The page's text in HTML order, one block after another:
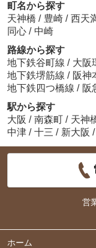
町名から探す
天神橋 / 豊崎 / 西天
同心 / 中崎
路線から探す
地下鉄谷町線 / 大阪
地下鉄堺筋線 / 阪神
地下鉄四つ橋線 / 阪
駅から探す
大阪 / 南森町 / 天神
中津 / 十三 / 新大阪 /
営
ホーム